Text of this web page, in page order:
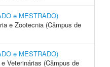
e MESTRADO)
e Zootecnia (Câmpus de
e MESTRADO)
Veterinárias (Câmpus de